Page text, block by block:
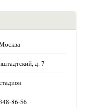
д. 7
86-56